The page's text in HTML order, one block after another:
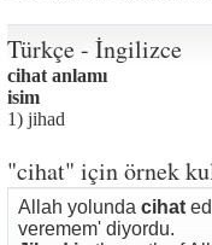
Türkçe - İngilizce
cihat anlamı
isim
1) jihad
"cihat" için örnek
Allah yolunda cihat
veremem' diyordu.